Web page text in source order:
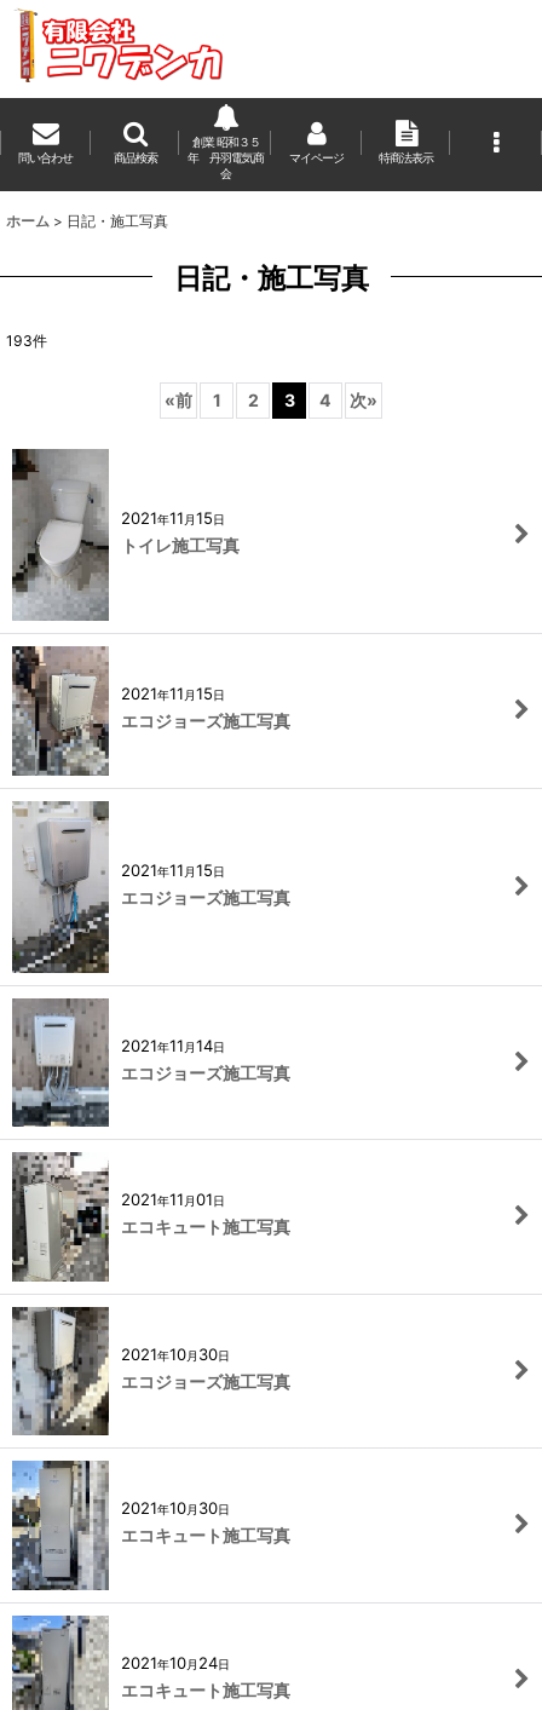
問い合わせ 商品検索
創業 昭和３５
年 丹羽電気商
会
マイページ 特商法表示
ホーム > 日記・施工写真
日記・施工写真
193件
«前 1 2 3 4 次»
2021年11 月15日
トイレ施工写真
2021年11 月15日
エコジョーズ施工写真
2021年11 月15日
エコジョーズ施工写真
2021年11 月14日
エコジョーズ施工写真
2021年11 月01日
エコキュート施工写真
2021年10月 30日
エコジョーズ施工写真
2021年10月 30日
エコキュート施工写真
2021年10月 24日
エコキュート施工写真